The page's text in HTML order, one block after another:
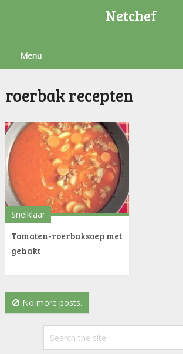
Netchef
Menu
roerbak recepten
Snelklaar
Tomaten-roerbaksoep met
gehakt
No more posts.